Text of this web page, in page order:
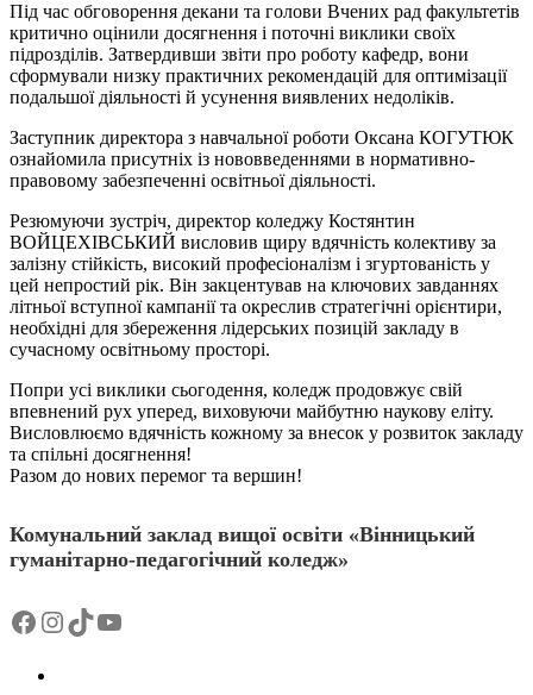
Під час обговорення декани та голови Вчених рад факультетів
критично оцінили досягнення і поточні виклики своїх
підрозділів. Затвердивши звіти про роботу кафедр, вони
сформували низку практичних рекомендацій для оптимізації
подальшої діяльності й усунення виявлених недоліків.
Заступник директора з навчальної роботи Оксана КОГУТЮК
ознайомила присутніх із нововведеннями в нормативно-
правовому забезпеченні освітньої діяльності.
Резюмуючи зустріч, директор коледжу Костянтин
ВОЙЦЕХІВСЬКИЙ висловив щиру вдячність колективу за
залізну стійкість, високий професіоналізм і згуртованість у
цей непростий рік. Він закцентував на ключових завданнях
літньої вступної кампанії та окреслив стратегічні орієнтири,
необхідні для збереження лідерських позицій закладу в
сучасному освітньому просторі.
Попри усі виклики сьогодення, коледж продовжує свій
впевнений рух уперед, виховуючи майбутню наукову еліту.
Висловлюємо вдячність кожному за внесок у розвиток закладу
та спільні досягнення!
Разом до нових перемог та вершин!
Комунальний заклад вищої освіти «Вінницький
гуманітарно-педагогічний коледж»
Facebook
Instagram
TikTok
YouTube